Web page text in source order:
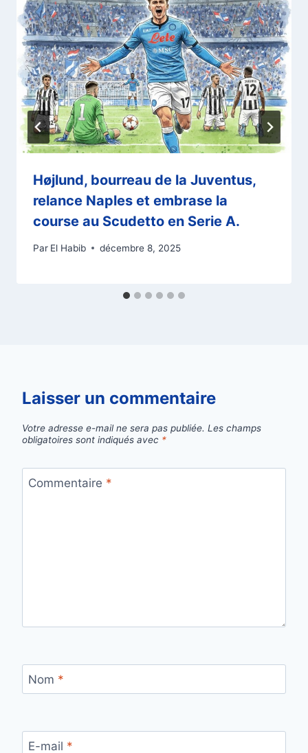
Højlund, bourreau de la Juventus,
relance Naples et embrase la
course au Scudetto en Serie A.
Par El Habib décembre 8, 2025
Laisser un commentaire
Votre adresse e-mail ne sera pas publiée. Les champs
obligatoires sont indiqués avec *
Commentaire *
Nom *
E-mail *